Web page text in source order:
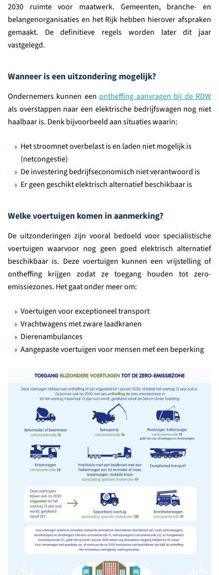
2030 ruimte voor maatwerk. Gemeenten, branche- en
belangenorganisaties en het Rijk hebben hierover afspraken
gemaakt. De definitieve regels worden later dit jaar
vastgelegd.
Wanneer is een uitzondering mogelijk?
Ondernemers kunnen eenontheffing aanvragen bij de RDW
als overstappen naar een elektrische bedrijfswagen nog niet
haalbaar is. Denk bijvoorbeeld aan situaties waarin:
Het stroomnet overbelast is en laden niet mogelijk is
(netcongestie)
De investering bedrijfseconomisch niet verantwoord is
Er geen geschikt elektrisch alternatief beschikbaar is
Welke voertuigen komen in aanmerking?
De uitzonderingen zijn vooral bedoeld voor specialistische
voertuigen waarvoor nog geen goed elektrisch alternatief
beschikbaar is. Deze voertuigen kunnen een vrijstelling of
ontheffing krijgen zodat ze toegang houden tot zero-
emissiezones. Het gaat onder meer om:
Voertuigen voor exceptioneel transport
Vrachtwagens met zware laadkranen
Dierenambulances
Aangepaste voertuigen voor mensen met een beperking